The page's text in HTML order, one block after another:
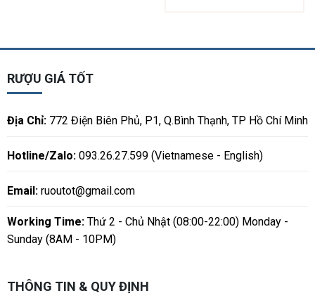
RƯỢU GIÁ TỐT
Địa Chỉ:772 Điện Biên Phủ, P1, Q.Bình Thạnh, TP Hồ Chí Minh
Hotline/Zalo:093.26.27.599 (Vietnamese - English)
Email: ruoutot@gmail.com
Working Time:Thứ 2 - Chủ Nhật (08:00-22:00) Monday -
Sunday (8AM - 10PM)
THÔNG TIN & QUY ĐỊNH